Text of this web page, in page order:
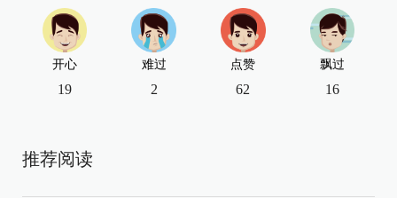
开心
19
难过
2
点赞
62
飘过
16
推荐阅读